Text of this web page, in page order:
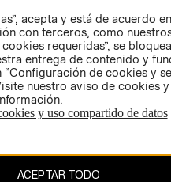
protegido por copyright y es
acepta y está de acuerdo
con terceros, como
requeridas”, se
entrega de contenido y
de cookies y
nuestro aviso de cookies
y uso compartido de datos
ACEPTAR TODO